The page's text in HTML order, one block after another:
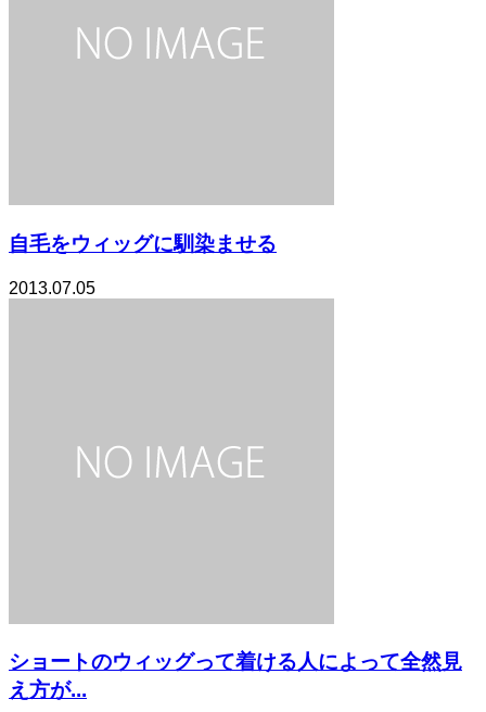
自毛をウィッグに馴染ませる
2013.07.05
ショートのウィッグって着ける人によって全然見
え方が...